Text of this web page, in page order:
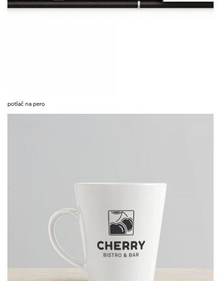
potlač na pero